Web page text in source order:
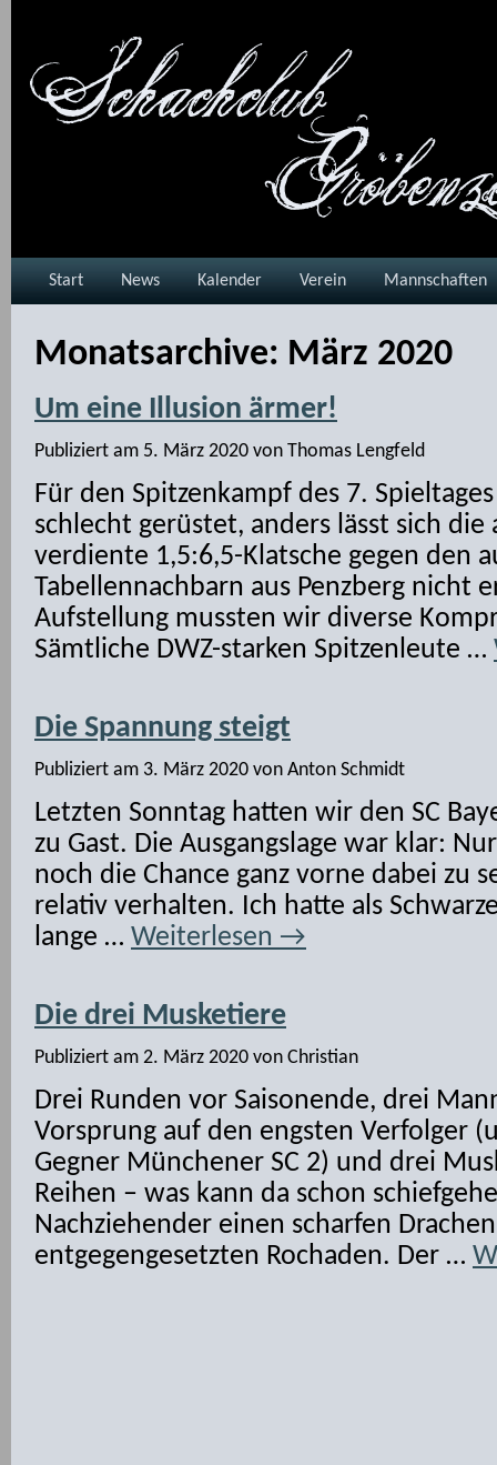
Start News Kalender Verein Mannschaften
Monatsarchive: März 2020
Um eine Illusion ärmer!
Publiziert am 5. März 2020 von Thomas Lengfeld
Für den Spitzenkampf des 7.
schlecht gerüstet, anders lässt sich die
verdiente 1,5:6,5-Klatsche gegen den
Tabellennachbarn aus Penzberg nicht
Aufstellung mussten wir diverse
Sämtliche DWZ-starken Spitzenleute …
Die Spannung steigt
Publiziert am 3. März 2020 von Anton Schmidt
Letzten Sonntag hatten wir den SC
zu Gast. Die Ausgangslage war klar:
noch die Chance ganz vorne dabei zu
relativ verhalten. Ich hatte als
lange … Weiterlesen →
Die drei Musketiere
Publiziert am 2. März 2020 von Christian
Drei Runden vor Saisonende, drei
Vorsprung auf den engsten Verfolger
Gegner Münchener SC 2) und drei
Reihen – was kann da schon
Nachziehender einen scharfen
entgegengesetzten Rochaden. Der …